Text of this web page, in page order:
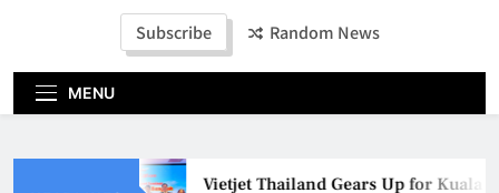
妈妈提供分享剖腹产复原历程的空间
Subscribe Random News
MENU
Vietjet Thailand Gears Up for Kuala